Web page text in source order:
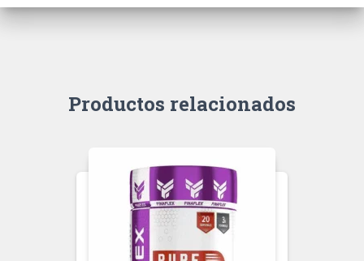
Productos relacionados